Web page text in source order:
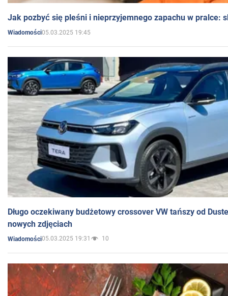
Jak pozbyć się pleśni i nieprzyjemnego zapachu w pralce:
Wiadomości05.03.2025 19:45
Długo oczekiwany budżetowy crossover VW tańszy od
nowych zdjęciach
Wiadomości05.03.2025 19:31 10